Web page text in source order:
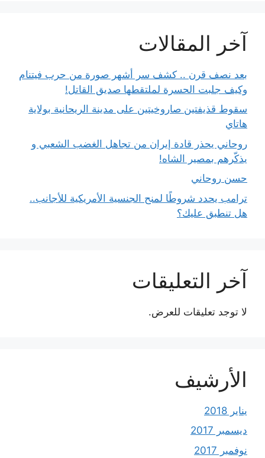
آخر المقالات
بعد نصف قرن .. كشف سر أشهر صورة من حرب فيتنام
وكيف جلبت الحسرة لملتقطها صديق القاتل!
سقوط قذيفتين صاروخيتين على مدينة الريحانية بولاية
هاتاي
روحاني يحذر قادة إيران من تجاهل الغضب الشعبي و
يذكّرهم بمصير الشاه!
حسن روحاني
ترامب يحدد شروطًا لمنح الجنسية الأمريكية للأجانب..
هل تنطبق عليك؟
آخر التعليقات
لا توجد تعليقات للعرض.
الأرشيف
يناير 2018
ديسمبر 2017
نوفمبر 2017